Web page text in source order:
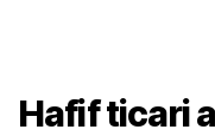
Hafif ticari